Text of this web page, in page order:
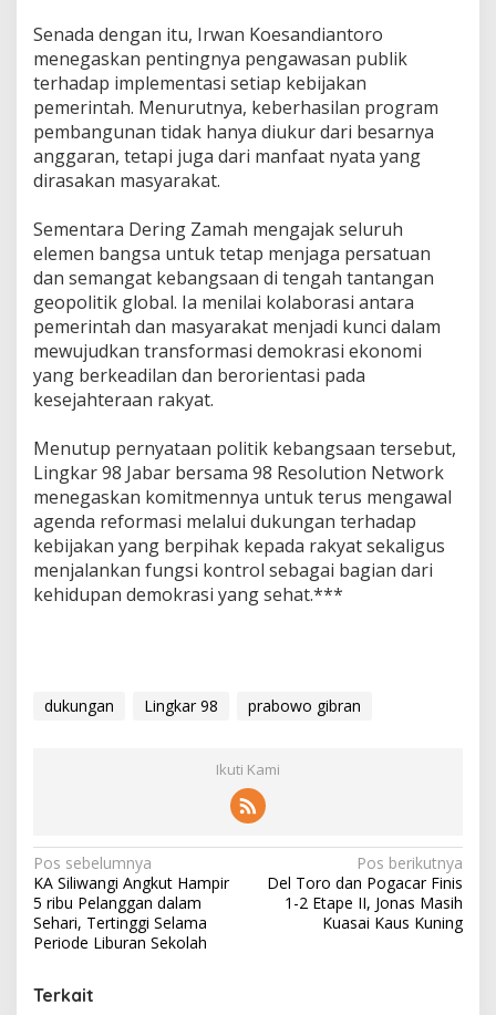
‎Senada dengan itu, Irwan Koesandiantoro
menegaskan pentingnya pengawasan publik
terhadap implementasi setiap kebijakan
pemerintah. Menurutnya, keberhasilan program
pembangunan tidak hanya diukur dari besarnya
anggaran, tetapi juga dari manfaat nyata yang
dirasakan masyarakat.
‎Sementara Dering Zamah mengajak seluruh
elemen bangsa untuk tetap menjaga persatuan
dan semangat kebangsaan di tengah tantangan
geopolitik global. Ia menilai kolaborasi antara
pemerintah dan masyarakat menjadi kunci dalam
mewujudkan transformasi demokrasi ekonomi
yang berkeadilan dan berorientasi pada
kesejahteraan rakyat.
‎Menutup pernyataan politik kebangsaan tersebut,
Lingkar 98 Jabar bersama 98 Resolution Network
menegaskan komitmennya untuk terus mengawal
agenda reformasi melalui dukungan terhadap
kebijakan yang berpihak kepada rakyat sekaligus
menjalankan fungsi kontrol sebagai bagian dari
kehidupan demokrasi yang sehat.***
dukungan Lingkar 98 prabowo gibran
Ikuti Kami
N
a
v
g
Pos sebelumnya
KA Siliwangi Angkut Hampir
5 ribu Pelanggan dalam
Sehari, Tertinggi Selama
Periode Liburan Sekolah
Pos berikutnya
Del Toro dan Pogacar Finis
1-2 Etape II, Jonas Masih
Kuasai Kaus Kuning
Terkait